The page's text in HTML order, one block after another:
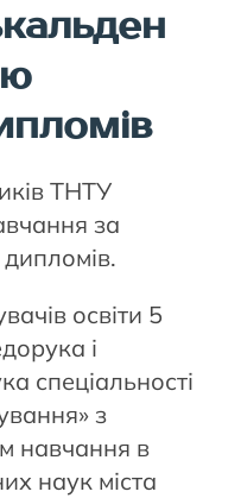
ТНТУ
за
освіти 5
і
спеціальності
з
навчання в
наук міста